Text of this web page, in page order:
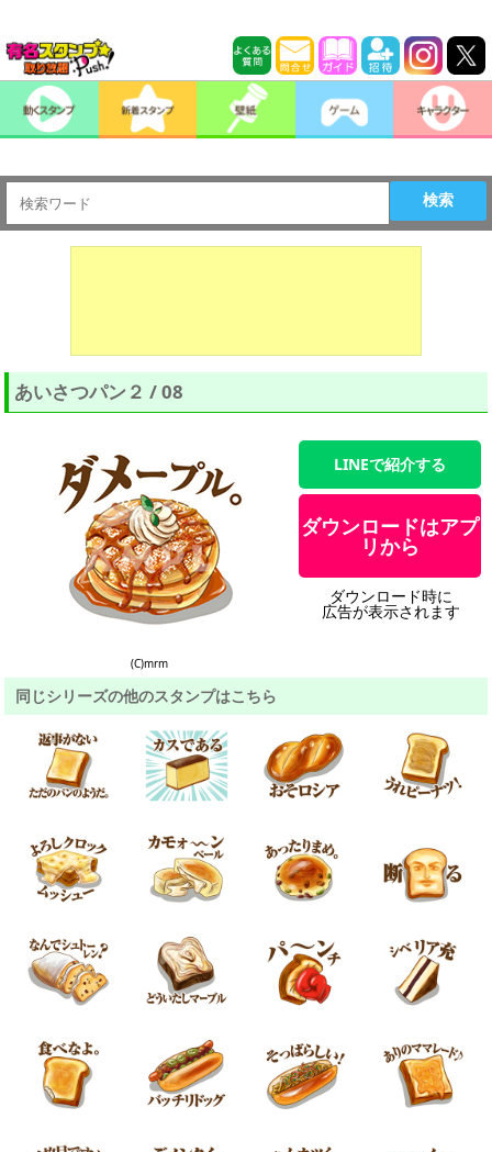
検索
あいさつパン２ / 08
(C)mrm
LINEで紹介する
ダウンロードはアプ
リから
ダウンロード時に
広告が表示されます
同じシリーズの他のスタンプはこちら